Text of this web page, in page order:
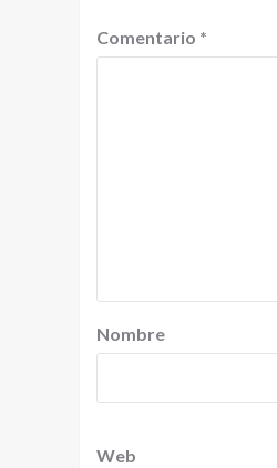
Comentario *
Nombre
Web